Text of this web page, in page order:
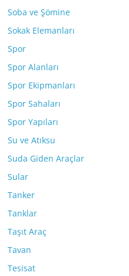
Soba ve Şömine
Sokak Elemanları
Spor
Spor Alanları
Spor Ekipmanları
Spor Sahaları
Spor Yapıları
Su ve Atıksu
Suda Giden Araçlar
Sular
Tanker
Tanklar
Taşıt Araç
Tavan
Tesisat